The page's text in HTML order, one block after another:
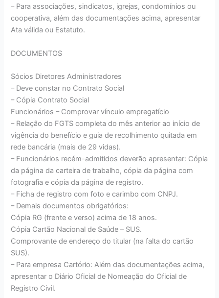
– Para associações, sindicatos, igrejas, condomínios ou
cooperativa, além das documentações acima, apresentar
Ata válida ou Estatuto.
DOCUMENTOS
Sócios Diretores Administradores
– Deve constar no Contrato Social
– Cópia Contrato Social
Funcionários – Comprovar vínculo empregatício
– Relação do FGTS completa do mês anterior ao início de
vigência do benefício e guia de recolhimento quitada em
rede bancária (mais de 29 vidas).
– Funcionários recém-admitidos deverão apresentar: Cópia
da página da carteira de trabalho, cópia da página com
fotografia e cópia da página de registro.
– Ficha de registro com foto e carimbo com CNPJ.
– Demais documentos obrigatórios:
Cópia RG (frente e verso) acima de 18 anos.
Cópia Cartão Nacional de Saúde – SUS.
Comprovante de endereço do titular (na falta do cartão
SUS).
– Para empresa Cartório: Além das documentações acima,
apresentar o Diário Oficial de Nomeação do Oficial de
Registro Civil.